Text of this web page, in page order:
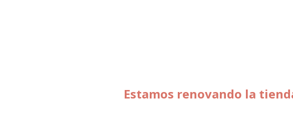
Estamos renovando la